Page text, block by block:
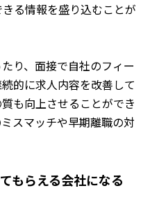
る情報を盛り込むことが
り、面接で自社のフィー
的に求人内容を改善して
も向上させることができ
スマッチや早期離職の対
もらえる会社になる